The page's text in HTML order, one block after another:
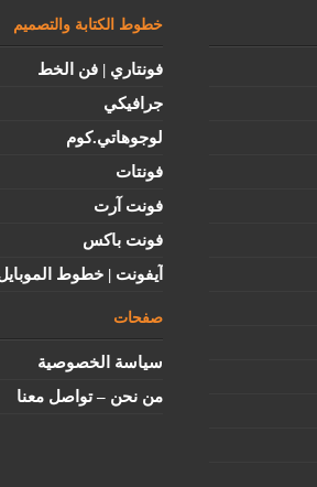
خطوط الكتابة والتصميم
فونتاري | فن الخط
جرافيكي
لوجوهاتي.كوم
فونتات
فونت آرت
فونت باكس
آيفونت | خطوط
صفحات
سياسة الخصوصية
من نحن – تواصل معنا